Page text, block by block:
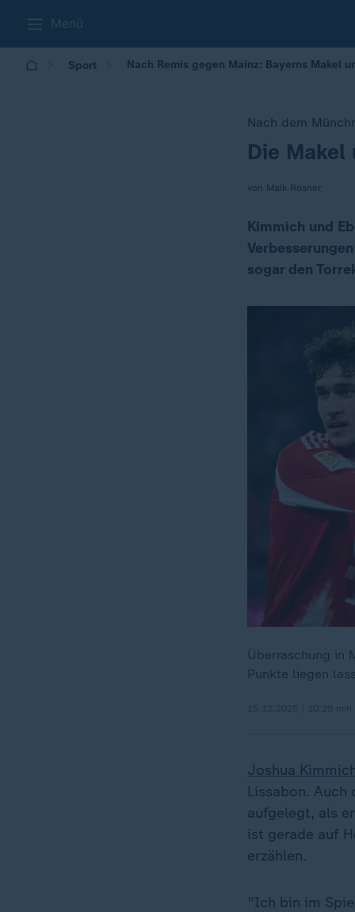
Menü
Sport Nach Remis gegen Mainz: Bayerns Makel
Nach dem
:Die Makel
von Maik Rosner
Kimmich und
sogar den
Überraschung in
Punkte liegen
Joshua
Lissabon.
aufgelegt, als
ist gerade auf
erzählen.
"Ich bin im